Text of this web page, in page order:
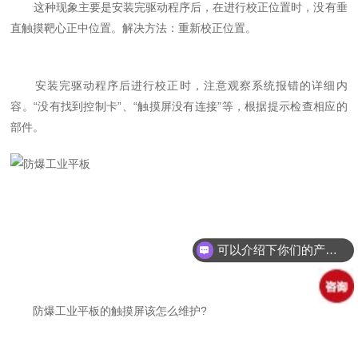
这种现象主要是安装完驱动程序后，在进行校正位置时，没有垂
直触摸靶心正中位置。解决方法：重新校正位置。
安装完驱动程序后进行校正时，注意观察系统报错的详细内
容。“没有找到控制卡”、“触摸屏没有连接”等，根据提示检查相应的
部件。
防爆工业平板的触摸屏该怎么维护?
可以介绍下你们的产品么？